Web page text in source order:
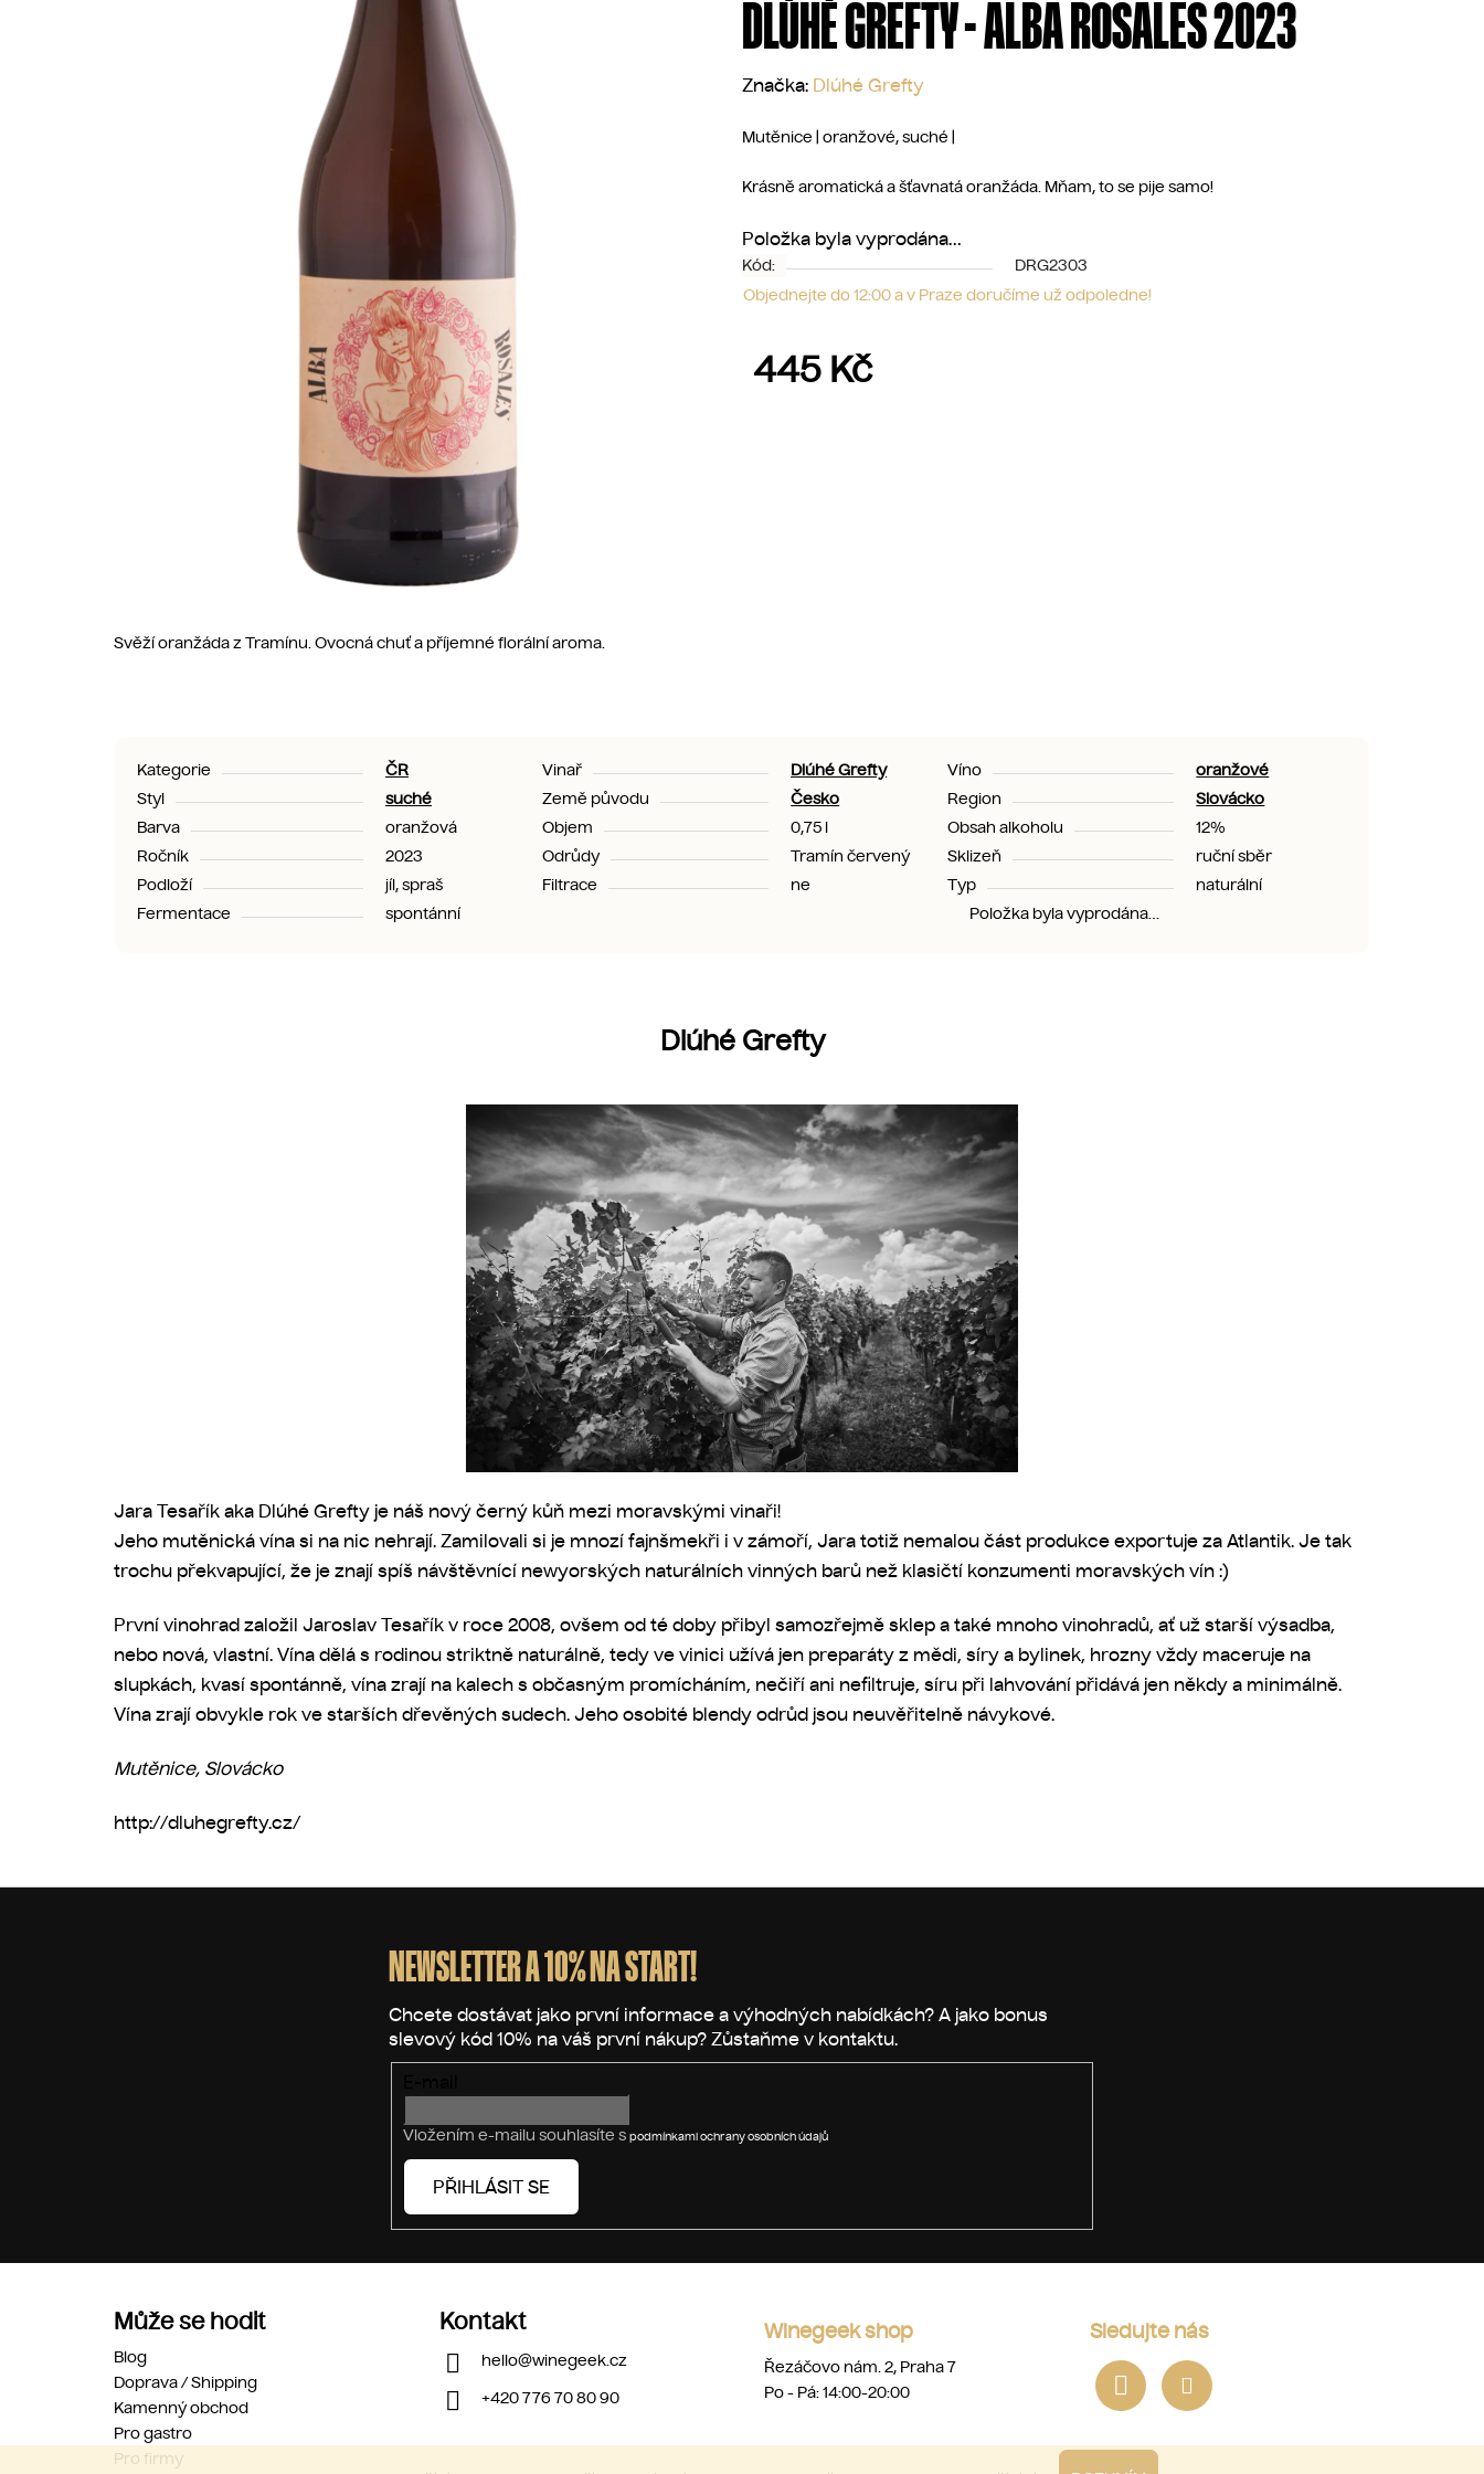
DLÚHÉ GREFTY - ALBA ROSALES 2023
Značka: Dlúhé Grefty
Mutěnice | oranžové, suché |
Krásně aromatická a šťavnatá oranžáda. Mňam, to se pije samo!
Položka byla vyprodána…
Kód:
DRG2303
Objednejte do 12:00 a v Praze doručíme už odpoledne!
445 Kč
Svěží oranžáda z Tramínu. Ovocná chuť a příjemné florální aroma.
Kategorie ČR Vinař Dlúhé Grefty Víno
oranžové
Styl
suché Země původu Česko Region
Slovácko
Barva
oranžová Objem 0,75 l Obsah alkoholu
12%
Ročník
2023 Odrůdy Tramín červený Sklizeň
ruční sběr
Podloží
jíl, spraš Filtrace ne Typ
naturální
Fermentace
spontánní Položka byla vyprodána…
Dlúhé Grefty
Jara Tesařík aka Dlúhé Grefty je náš nový černý kůň mezi moravskými vinaři!
Jeho mutěnická vína si na nic nehrají. Zamilovali si je mnozí fajnšmekři i v zámoří, Jara totiž nemalou část produkce exportuje za Atlantik. Je tak
trochu překvapující, že je znají spíš návštěvnící newyorských naturálních vinných barů než klasičtí konzumenti moravských vín :)
První vinohrad založil Jaroslav Tesařík v roce 2008, ovšem od té doby přibyl samozřejmě sklep a také mnoho vinohradů, ať už starší výsadba,
nebo nová, vlastní. Vína dělá s rodinou striktně naturálně, tedy ve vinici užívá jen preparáty z mědi, síry a bylinek, hrozny vždy maceruje na
slupkách, kvasí spontánně, vína zrají na kalech s občasným promícháním, nečiří ani nefiltruje, síru při lahvování přidává jen někdy a minimálně.
Vína zrají obvykle rok ve starších dřevěných sudech. Jeho osobité blendy odrůd jsou neuvěřitelně návykové.
Mutěnice, Slovácko
http://dluhegrefty.cz/
NEWSLETTER A 10% NA START!
Vložením e-mailu souhlasíte s podmínkami ochrany osobních údajů
PŘIHLÁSIT SE
Může se hodit
Blog
Doprava / Shipping
Kamenný obchod
Pro gastro
Pro firmy
Kontakt
hello@winegeek.cz
+420 776 70 80 90
Winegeek shop
Řezáčovo nám. 2, Praha 7
Po - Pá: 14:00-20:00
Sledujte nás